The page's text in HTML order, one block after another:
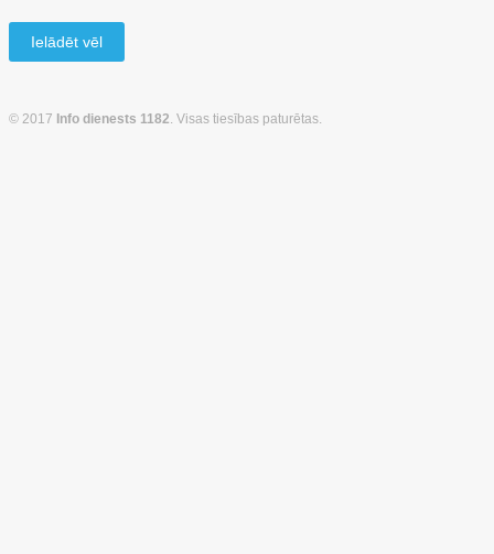
Ielādēt vēl
© 2017 Info dienests 1182. Visas tiesības paturētas.